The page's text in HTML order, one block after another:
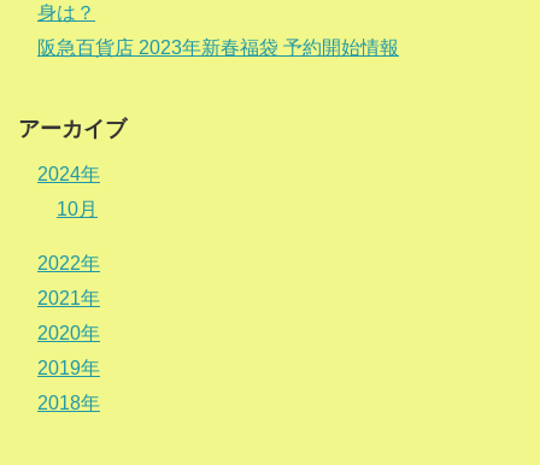
身は？
阪急百貨店 2023年新春福袋 予約開始情報
アーカイブ
2024年
10月
2022年
2021年
2020年
2019年
2018年